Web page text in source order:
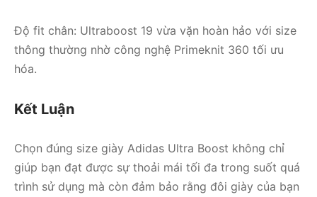
Độ fit chân: Ultraboost 19 vừa vặn hoàn hảo với size
thông thường nhờ công nghệ Primeknit 360 tối ưu
hóa.
Kết Luận
Chọn đúng size giày Adidas Ultra Boost không chỉ
giúp bạn đạt được sự thoải mái tối đa trong suốt quá
trình sử dụng mà còn đảm bảo rằng đôi giày của bạn